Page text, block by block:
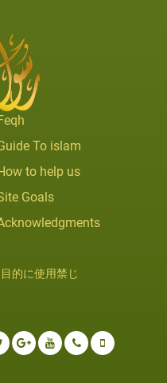
To islam
to help us
Goals
的に使用禁じ